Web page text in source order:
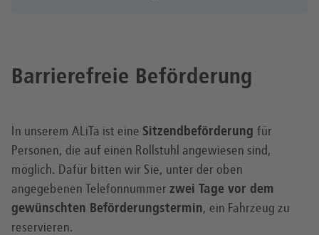
Barrierefreie Beförderung
In unserem ALiTa ist eine Sitzendbeförderung für
Personen, die auf einen Rollstuhl angewiesen sind,
möglich. Dafür bitten wir Sie, unter der oben
angegebenen Telefonnummer zwei Tage vor dem
gewünschten Beförderungstermin, ein Fahrzeug zu
reservieren.